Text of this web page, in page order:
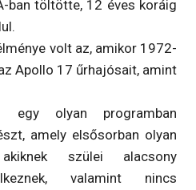
ban töltötte, 12 éves koráig
volt az, amikor 1972-
Apollo 17 űrhajósait, amint
egy olyan programban
amely elsősorban olyan
szülei alacsony
valamint nincs